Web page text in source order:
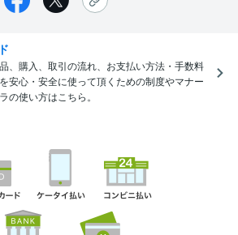
、購入、取引の流れ、お支払い方法・手数料
安心・安全に使って頂くための制度やマナー
の使い方はこちら。